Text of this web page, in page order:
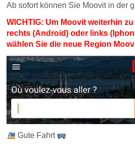
Ab sofort können Sie Moovit in der
WICHTIG: Um Moovit weiterhin
rechts (Android) oder links
wählen Sie die neue Region
Gute Fahrt